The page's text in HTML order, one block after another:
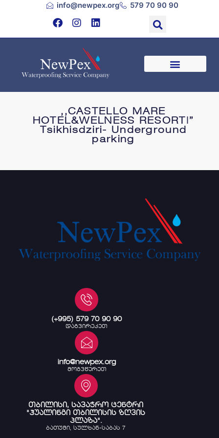
info@newpex.org 579 70 90 90
,,CASTELLO MARE
HOTEL&WELNESS RESORT|”
Tsikhisdziri- Underground
parking
(+995) 579 70 90 90
დაგვირეკეთ
info@newpex.org
მოგვწერეთ
თბილისი, სავაჭრო ცენტრი
"ჰუალინგი თბილისის ზღვის
პლაზა".
ბათუმი, სულხან-საბას 7